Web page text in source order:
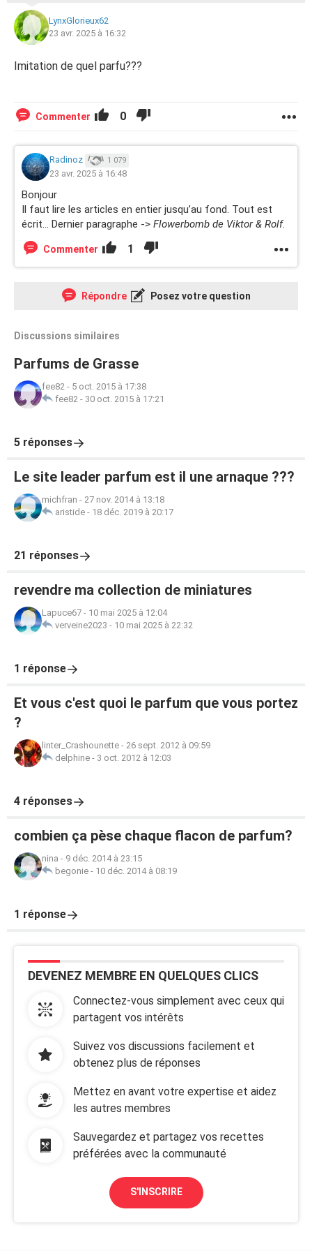
LynxGlorieux62
23 avr. 2025 à 16:32
Imitation de quel parfu???
Commenter 0
Radinoz 1 079
23 avr. 2025 à 16:48
Bonjour
Il faut lire les articles en entier jusqu’au fond. Tout est
écrit… Dernier paragraphe -> Flowerbomb de Viktor & Rolf.
Commenter 1
Répondre Posez votre question
Discussions similaires
Parfums de Grasse
fee82 - 5 oct. 2015 à 17:38
fee82 - 30 oct. 2015 à 17:21
5 réponses
Le site leader parfum est il une arnaque ???
michfran - 27 nov. 2014 à 13:18
aristide - 18 déc. 2019 à 20:17
21 réponses
revendre ma collection de miniatures
Lapuce67 - 10 mai 2025 à 12:04
verveine2023 - 10 mai 2025 à 22:32
1 réponse
Et vous c'est quoi le parfum que vous portez
?
linter_Crashounette - 26 sept. 2012 à 09:59
delphine - 3 oct. 2012 à 12:03
4 réponses
combien ça pèse chaque flacon de parfum?
nina - 9 déc. 2014 à 23:15
begonie - 10 déc. 2014 à 08:19
1 réponse
DEVENEZ MEMBRE EN QUELQUES CLICS
Connectez-vous simplement avec ceux qui
partagent vos intérêts
Suivez vos discussions facilement et
obtenez plus de réponses
Mettez en avant votre expertise et aidez
les autres membres
Sauvegardez et partagez vos recettes
préférées avec la communauté
S'INSCRIRE